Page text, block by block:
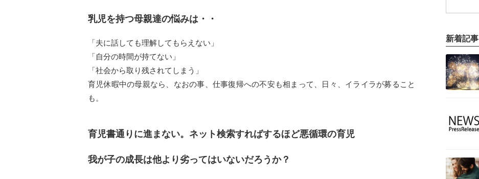
乳児を持つ母親達の悩みは・・
「夫に話しても理解してもらえない」
「自分の時間が持てない」
「社会から取り残されてしまう」
育児休暇中の母親なら、なおの事、仕事復帰への不安も相まって、日々、イライラが募ること
も。
育児書通りに進まない。ネット検索すればするほど悪循環の育児
我が子の成長は他より劣ってはいないだろうか？
新着記事